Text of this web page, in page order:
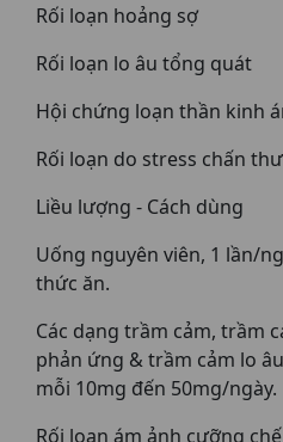
Rối loạn hoảng sợ
Rối loạn lo âu tổng quát
Hội chứng loạn thần kinh
Rối loạn do stress chấn
Liều lượng - Cách dùng
Uống nguyên viên, 1 lần/
thức ăn.
Các dạng trầm cảm, trầm
phản ứng & trầm cảm lo
mỗi 10mg đến 50mg/ngày.
Rối loạn ám ảnh cưỡng